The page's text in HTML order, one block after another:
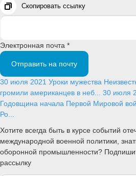
Скопировать ссылку
Электронная почта *
Отправить на почту
30 июля 2021 Уроки мужества
громили американцев в неб... 30 июля
Годовщина начала Первой Мировой
Ро...
Хотите всегда быть в курсе событий
международной военной политики,
оборонной промышленности?
рассылку